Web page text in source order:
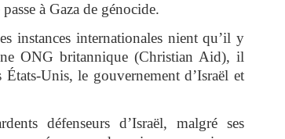
à Gaza de génocide.
instances internationales nient qu’il y
ONG britannique (Christian Aid), il
Unis, le gouvernement d’Israël et
défenseurs d’Israël, malgré ses